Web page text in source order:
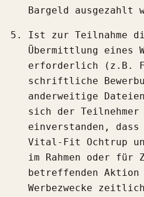
Bargeld ausgezahlt
Ist zur Teilnahme
Übermittlung eines
erforderlich (z.B.
schriftliche
anderweitige
sich der Teilnehmer
einverstanden, dass
Vital-Fit Ochtrup
im Rahmen oder für
betreffenden
Werbezwecke